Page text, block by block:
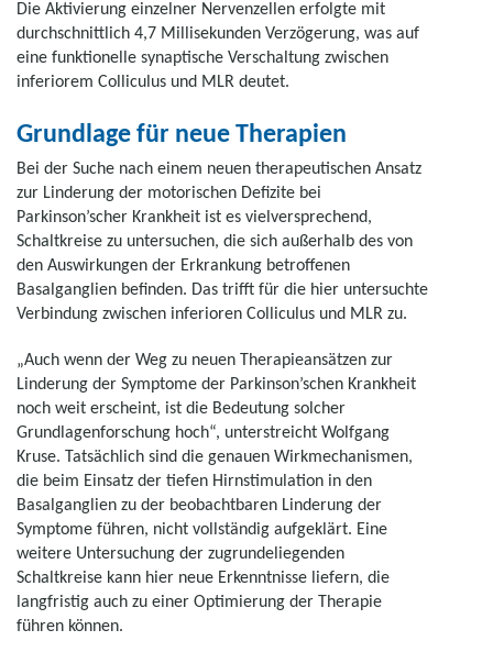
Die Aktivierung einzelner Nervenzellen erfolgte mit
durchschnittlich 4,7 Millisekunden Verzögerung, was auf
eine funktionelle synaptische Verschaltung zwischen
inferiorem Colliculus und MLR deutet.
Grundlage für neue Therapien
Bei der Suche nach einem neuen therapeutischen Ansatz
zur Linderung der motorischen Defizite bei
Parkinson’scher Krankheit ist es vielversprechend,
Schaltkreise zu untersuchen, die sich außerhalb des von
den Auswirkungen der Erkrankung betroffenen
Basalganglien befinden. Das trifft für die hier untersuchte
Verbindung zwischen inferioren Colliculus und MLR zu.
„Auch wenn der Weg zu neuen Therapieansätzen zur
Linderung der Symptome der Parkinson’schen Krankheit
noch weit erscheint, ist die Bedeutung solcher
Grundlagenforschung hoch“, unterstreicht Wolfgang
Kruse. Tatsächlich sind die genauen Wirkmechanismen,
die beim Einsatz der tiefen Hirnstimulation in den
Basalganglien zu der beobachtbaren Linderung der
Symptome führen, nicht vollständig aufgeklärt. Eine
weitere Untersuchung der zugrundeliegenden
Schaltkreise kann hier neue Erkenntnisse liefern, die
langfristig auch zu einer Optimierung der Therapie
führen können.